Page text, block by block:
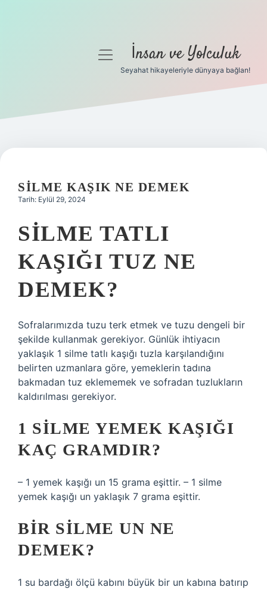
Gizlilik Politikası
Yasal Uyarı
menüyü İnsan ve Yolculuk
Seyahat hikayeleriyle dünyaya bağlan!
SILME KAŞIK NE DEMEK
Tarih: Eylül 29, 2024
SILME TATLI
KAŞIĞI TUZ NE
DEMEK?
Sofralarımızda tuzu terk etmek ve tuzu dengeli bir
şekilde kullanmak gerekiyor. Günlük ihtiyacın
yaklaşık 1 silme tatlı kaşığı tuzla karşılandığını
belirten uzmanlara göre, yemeklerin tadına
bakmadan tuz eklememek ve sofradan tuzlukların
kaldırılması gerekiyor.
1 SILME YEMEK KAŞIĞI
KAÇ GRAMDIR?
– 1 yemek kaşığı un 15 grama eşittir. – 1 silme
yemek kaşığı un yaklaşık 7 grama eşittir.
BIR SILME UN NE
DEMEK?
1 su bardağı ölçü kabını büyük bir un kabına batırıp